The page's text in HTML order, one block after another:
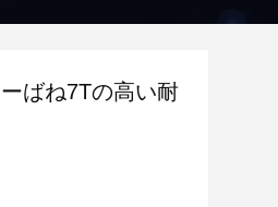
ばね7Tの高い耐